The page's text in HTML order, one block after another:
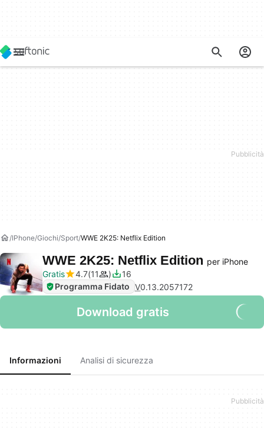
IPhone Giochi Sport WWE 2K25: Netflix Edition
WWE 2K25: Netflix Edition per iPhone
Gratis
4.7 11
16
Programma Fidato V0.13.2057172
Download gratis
Informazioni Analisi di sicurezza